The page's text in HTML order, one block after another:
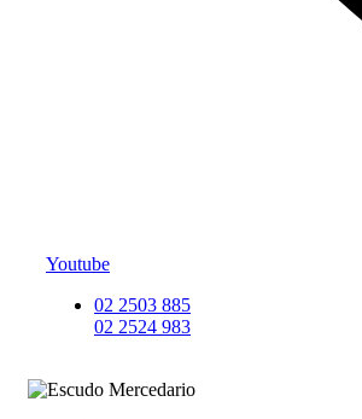
Youtube
02 2503 885
02 2524 983